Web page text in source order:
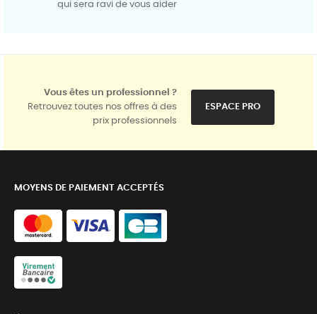
qui sera ravi de vous aider
Vous êtes un professionnel ?
Retrouvez toutes nos offres à des
prix professionnels
ESPACE PRO
MOYENS DE PAIEMENT ACCEPTÉS